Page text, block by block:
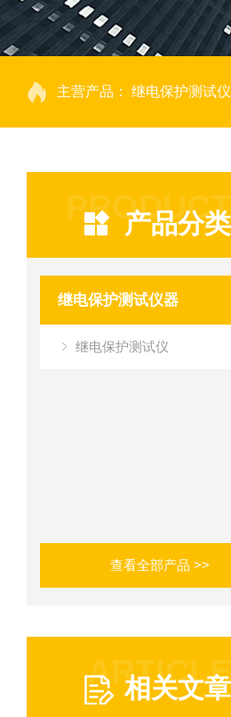
主营产品： 继电保护测试仪、大电流发生器、模拟断路器
产品分类
继电保护测试仪器
继电保护测试仪
查看全部产品 >>
ARTICLE
相关文章